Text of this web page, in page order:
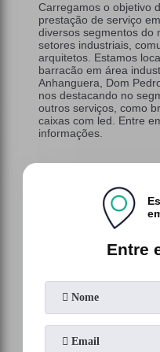
Carregamos o objetivo
prestação de serviço
diversos segmentos do
setores industriais,
arquitetos. Estamos
barracão em área
Anhanguera, Dom
nos destacando no
outros serviços, como
caixas com led. Entre
informações.
Entre